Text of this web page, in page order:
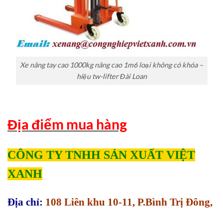
Xe nâng tay cao 1000kg nâng cao 1m6 loại không có khóa –
hiệu tw-lifter Đài Loan
Địa điểm mua hàng
CÔNG TY TNHH SẢN XUẤT VIỆT
XANH
Địa chỉ: 108 Liên khu 10-11, P.Bình Trị Đông,